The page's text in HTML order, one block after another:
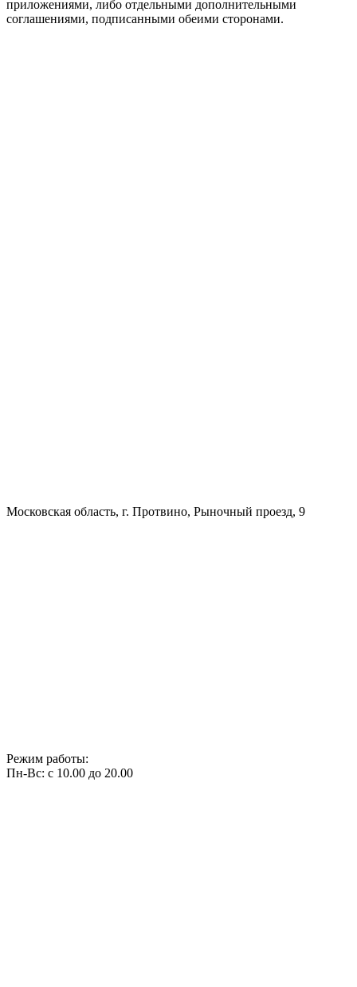
приложениями, либо отдельными дополнительными
соглашениями, подписанными обеими сторонами.
Московская область, г. Протвино, Рыночный проезд, 9
Режим работы:
Пн-Вс: с 10.00 до 20.00